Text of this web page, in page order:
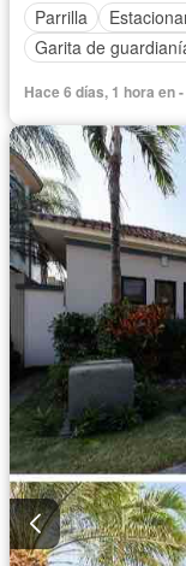
Parrilla
Garita de
Hace 6 días, 1 hora en